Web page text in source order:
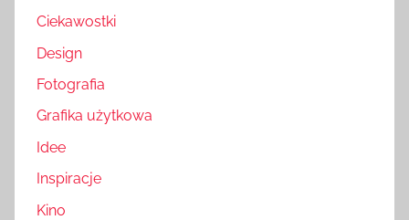
Ciekawostki
Design
Fotografia
Grafika użytkowa
Idee
Inspiracje
Kino